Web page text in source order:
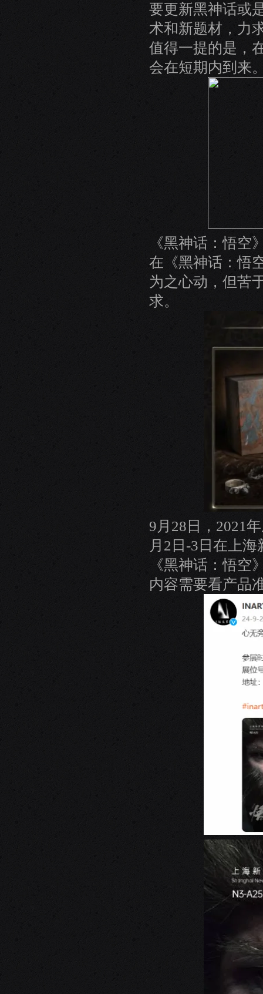
要更新黑神话或
术和新题材，力
值得一提的是，
会在短期内到来
《黑神话：悟空
在《黑神话：悟
为之心动，但苦
求。
9月28日，2021
月2日-3日在上
《黑神话：悟
内容需要看产品